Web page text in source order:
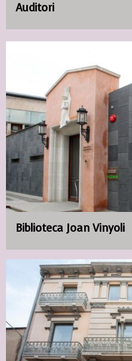
Auditori
Biblioteca Joan Vinyoli